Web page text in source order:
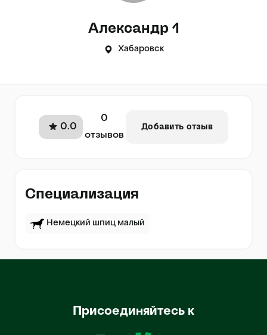
Александр 1
Хабаровск
0.0
0
отзывов
Добавить отзыв
Специализация
Немецкий шпиц малый
Присоединяйтесь к